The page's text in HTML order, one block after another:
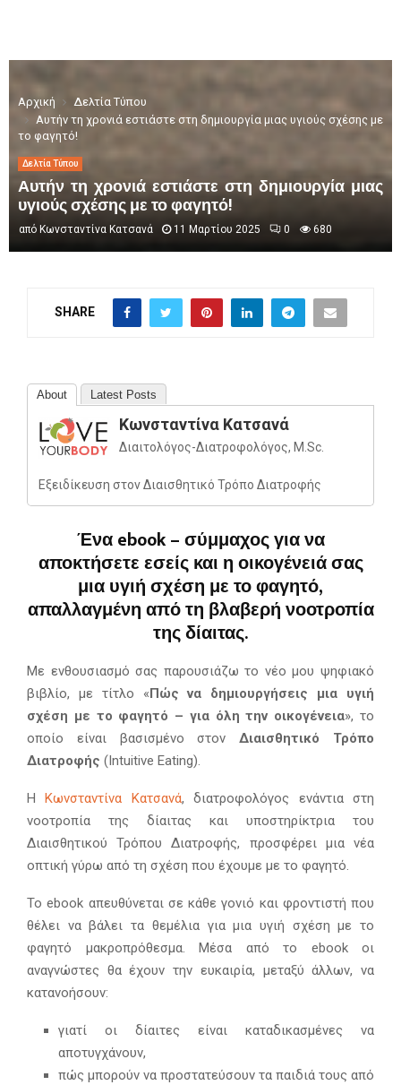
Αρχική
Δελτία Τύπου
Αυτήν τη χρονιά εστιάστε στη δημιουργία μιας υγιούς σχέσης με
το φαγητό!
Δελτία Τύπου
Αυτήν τη χρονιά εστιάστε στη δημιουργία μιας
υγιούς σχέσης με το φαγητό!
από Κωνσταντίνα Κατσανά 11 Μαρτίου 2025 0 680
SHARE
About Latest Posts
Κωνσταντίνα Κατσανά
Διαιτολόγος-Διατροφολόγος, M.Sc.
Εξειδίκευση στον Διαισθητικό Τρόπο Διατροφής
Ένα ebook – σύμμαχος για να
αποκτήσετε εσείς και η οικογένειά σας
μια υγιή σχέση με το φαγητό,
απαλλαγμένη από τη βλαβερή νοοτροπία
της δίαιτας.
Με ενθουσιασμό σας παρουσιάζω το νέο μου ψηφιακό
βιβλίο, με τίτλο « Πώς να δημιουργήσεις μια υγιή
σχέση με το φαγητό – για όλη την οικογένεια», το
οποίο είναι βασισμένο στονΔιαισθητικό Τρόπο
Διατροφής (Intuitive Eating).
Η Κωνσταντίνα Κατσανά, διατροφολόγος ενάντια στη
νοοτροπία της δίαιτας και υποστηρίκτρια του
Διαισθητικού Τρόπου Διατροφής, προσφέρει μια νέα
οπτική γύρω από τη σχέση που έχουμε με το φαγητό.
Το ebook απευθύνεται σε κάθε γονιό και φροντιστή που
θέλει να βάλει τα θεμέλια για μια υγιή σχέση με το
φαγητό μακροπρόθεσμα. Μέσα από το ebook οι
αναγνώστες θα έχουν την ευκαιρία, μεταξύ άλλων, να
κατανοήσουν:
γιατί οι δίαιτες είναι καταδικασμένες να
αποτυγχάνουν,
πώς μπορούν να προστατεύσουν τα παιδιά τους από